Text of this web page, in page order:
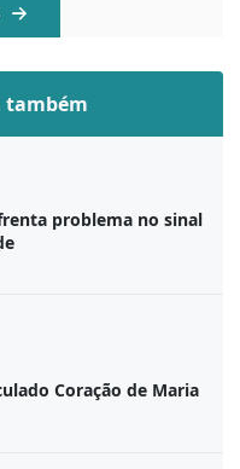
também
problema no sinal
Coração de Maria